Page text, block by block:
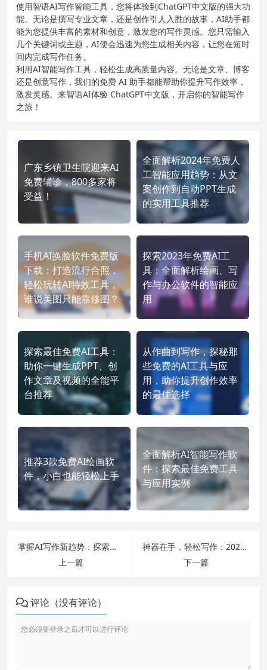
使用智语AI写作智能工具，您将体验到ChatGPT中文版的强大功
能。无论是撰写专业文章，还是创作引人入胜的故事，AI助手都
能为您提供丰富的素材和创意，激发您的写作灵感。您只需输入
几个关键词或主题，AI便会迅速为您生成相关内容，让您在短时
间内完成写作任务。
利用AI智能写作工具，轻松生成高质量内容。无论是文章、博客
还是创意写作，我们的免费 AI 助手都能帮助你提升写作效率，
激发灵感。来智语AI体验 ChatGPT中文版 ，开启你的智能写作
之旅！
广东乡镇卫生院迎来AI
免费辅诊，800多家将
受益！
全面解析2024年免费人
工智能应用趋势：从文
案创作到自动PPT生成
的实用工具推荐
手机AI换脸软件免费版
下载：打造流行合照，
轻松玩转AI特效工具，
谁说美图只能靠修图？
探索2023年免费AI工
具：全面解析绘画、写
作与办公软件的智能应
用
探索最佳免费AI工具：
助你一键生成PPT、创
作文章及视频的全能平
台推荐
从作曲到写作，探秘那
些免费的AI工具与应
用，助你提升创作效率
的最佳选择
推荐3款免费AI绘画软
件，小白也能轻松上手
全面解析AI智能写作软
件：探索最佳免费工具
与应用实例
掌握AI写作新趋势：探索百度文心一言及五款免费智能写作软件神器
上一篇
神器在手，轻松写作：2024年最值得体验的免费智能AI写作软件推荐！
下一篇
评论（没有评论）